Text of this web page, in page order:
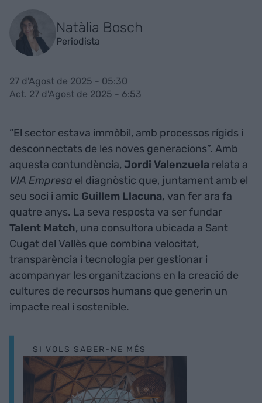
Natàlia Bosch
Periodista
27 d'Agost de 2025 - 05:30
Act. 27 d'Agost de 2025 - 6:53
“El sector estava immòbil, amb processos rígids i
desconnectats de les noves generacions”. Amb
aquesta contundència, Jordi Valenzuela relata a
VIA Empresa el diagnòstic que, juntament amb el
seu soci i amic Guillem Llacuna, van fer ara fa
quatre anys. La seva resposta va ser fundar
Talent Match, una consultora ubicada a Sant
Cugat del Vallès que combina velocitat,
transparència i tecnologia per gestionar i
acompanyar les organitzacions en la creació de
cultures de recursos humans que generin un
impacte real i sostenible.
SI VOLS SABER-NE MÉS